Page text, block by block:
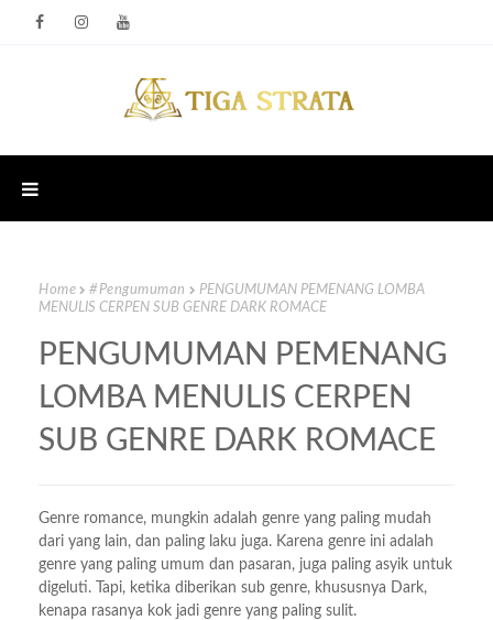
Home #Pengumuman
PENGUMUMAN PEMENANG LOMBA
MENULIS CERPEN SUB GENRE DARK ROMACE
PENGUMUMAN PEMENANG
LOMBA MENULIS CERPEN
SUB GENRE DARK ROMACE
Genre romance, mungkin adalah genre yang paling mudah
dari yang lain, dan paling laku juga. Karena genre ini adalah
genre yang paling umum dan pasaran, juga paling asyik untuk
digeluti. Tapi, ketika diberikan sub genre, khususnya Dark,
kenapa rasanya kok jadi genre yang paling sulit.